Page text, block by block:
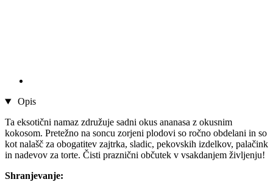
Opis
Ta eksotični namaz združuje sadni okus ananasa z okusnim
kokosom. Pretežno na soncu zorjeni plodovi so ročno obdelani in so
kot nalašč za obogatitev zajtrka, sladic, pekovskih izdelkov, palačink
in nadevov za torte. Čisti praznični občutek v vsakdanjem življenju!
Shranjevanje: